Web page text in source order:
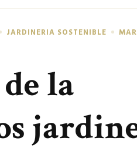
JARDINERIA SOSTENIBLE
la